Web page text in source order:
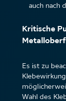
auch nach
Kritische
Es ist zu
Wahl des